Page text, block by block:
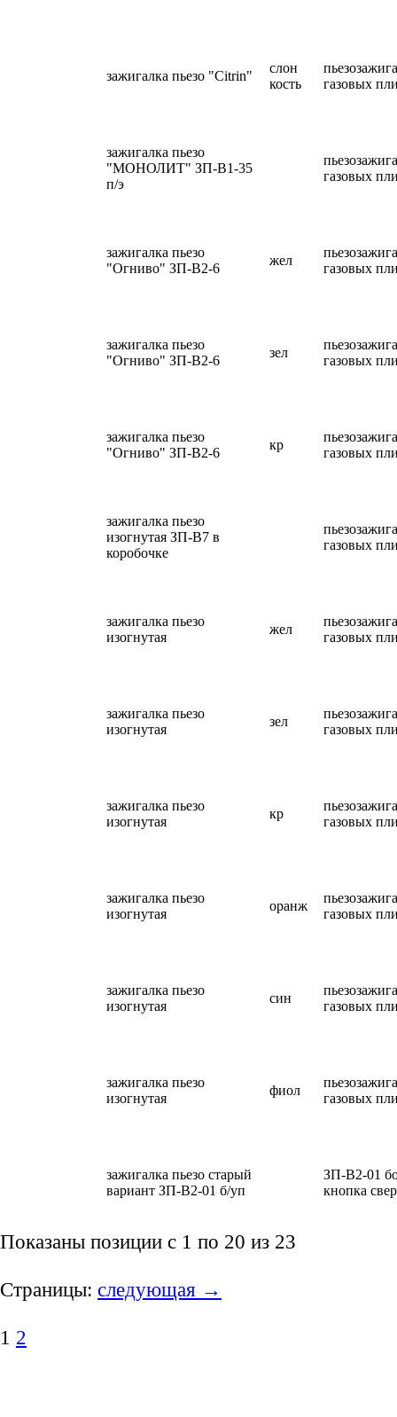
зажигалка пьезо "Citrin"
слон
кость
газовых
зажигалка пьезо
"МОНОЛИТ" ЗП-В1-35
п/э
газовых
зажигалка пьезо
"Огниво" ЗП-В2-6
жел
газовых
зажигалка пьезо
"Огниво" ЗП-В2-6
зел
газовых
зажигалка пьезо
"Огниво" ЗП-В2-6
кр
газовых
зажигалка пьезо
изогнутая ЗП-В7 в
коробочке
газовых
зажигалка пьезо
изогнутая
жел
газовых
зажигалка пьезо
изогнутая
зел
газовых
зажигалка пьезо
изогнутая
кр
газовых
зажигалка пьезо
изогнутая
оранж
газовых
зажигалка пьезо
изогнутая
син
газовых
зажигалка пьезо
изогнутая
фиол
газовых
зажигалка пьезо старый
вариант ЗП-В2-01 б/уп
ЗП-В2-01
кнопка
Показаны позиции с 1 по 20 из 23
Страницы: следующая →
1 2